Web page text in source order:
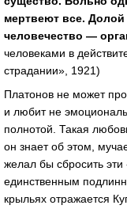
мертвеют все.
человечество —
человеками в
страдании», 1921)
Платонов не может
и любит не
полнотой. Такая
он знает об этом,
желал бы сбросить
единственным
крыльях отражается